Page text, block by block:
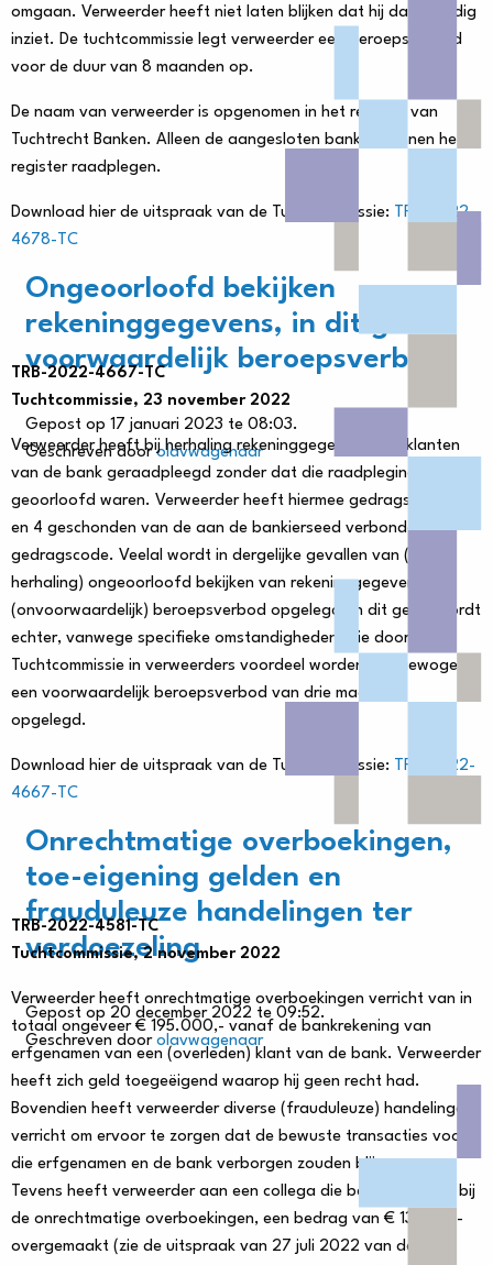
omgaan. Verweerder heeft niet laten blijken dat hij dat volledig
inziet. De tuchtcommissie legt verweerder een beroepsverbod
voor de duur van 8 maanden op.
De naam van verweerder is opgenomen in het register van
Tuchtrecht Banken. Alleen de aangesloten banken kunnen het
register raadplegen.
Download hier de uitspraak van de Tuchtcommissie: TRB-2022-
4678-TC
Ongeoorloofd bekijken
rekeninggegevens, in dit geval
voorwaardelijk beroepsverbod
Gepost op 17 januari 2023 te 08:03.
Geschreven doorolavwagenaar
TRB-2022-4667-TC
Tuchtcommissie, 23 november 2022
Verweerder heeft bij herhaling rekeninggegevens van klanten
van de bank geraadpleegd zonder dat die raadplegingen
geoorloofd waren. Verweerder heeft hiermee gedragsregels 1
en 4 geschonden van de aan de bankierseed verbonden
gedragscode. Veelal wordt in dergelijke gevallen van (bij
herhaling) ongeoorloofd bekijken van rekeninggegevens een
(onvoorwaardelijk) beroepsverbod opgelegd. In dit geval wordt
echter, vanwege specifieke omstandigheden (die door de
Tuchtcommissie in verweerders voordeel worden meegewogen),
een voorwaardelijk beroepsverbod van drie maanden
opgelegd.
Download hier de uitspraak van de Tuchtcommissie: TRB-2022-
4667-TC
Onrechtmatige overboekingen,
toe-eigening gelden en
frauduleuze handelingen ter
verdoezeling
Gepost op 20 december 2022 te 09:52.
Geschreven door olavwagenaar
TRB-2022-4581-TC
Tuchtcommissie, 2 november 2022
Verweerder heeft onrechtmatige overboekingen verricht van in
totaal ongeveer € 195.000,- vanaf de bankrekening van
erfgenamen van een (overleden) klant van de bank. Verweerder
heeft zich geld toegeëigend waarop hij geen recht had.
Bovendien heeft verweerder diverse (frauduleuze) handelingen
verricht om ervoor te zorgen dat de bewuste transacties voor
die erfgenamen en de bank verborgen zouden blijven.
Tevens heeft verweerder aan een collega die betrokken was bij
de onrechtmatige overboekingen, een bedrag van € 13.000,-
overgemaakt (zie de uitspraak van 27 juli 2022 van de